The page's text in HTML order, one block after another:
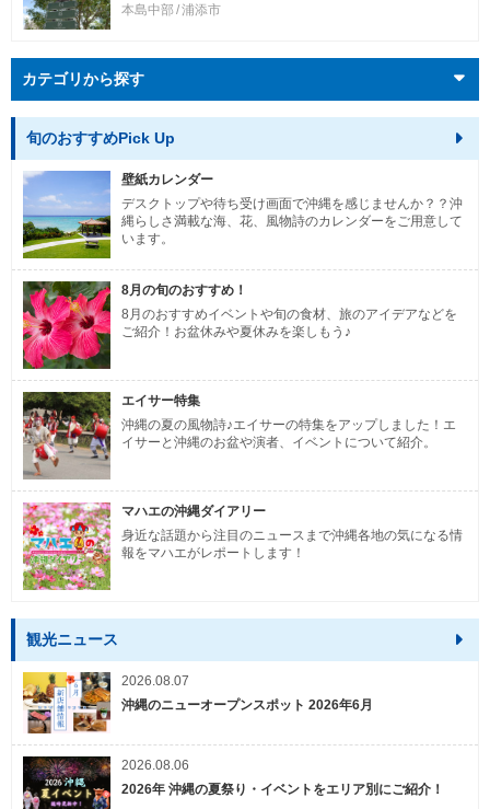
本島中部 浦添市
カテゴリから探す
旬のおすすめPick Up
壁紙カレンダー
デスクトップや待ち受け画面で沖縄を感じませんか？？沖
縄らしさ満載な海、花、風物詩のカレンダーをご用意して
います。
8月の旬のおすすめ！
8月のおすすめイベントや旬の食材、旅のアイデアなどを
ご紹介！お盆休みや夏休みを楽しもう♪
エイサー特集
沖縄の夏の風物詩♪エイサーの特集をアップしました！エ
イサーと沖縄のお盆や演者、イベントについて紹介。
マハエの沖縄ダイアリー
身近な話題から注目のニュースまで沖縄各地の気になる情
報をマハエがレポートします！
観光ニュース
2026.08.07
沖縄のニューオープンスポット 2026年6月
2026.08.06
2026年 沖縄の夏祭り・イベントをエリア別にご紹介！